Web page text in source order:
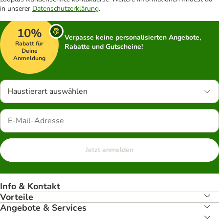
in unserer Datenschutzerklärung.
10%
Rabatt für
Deine
Anmeldung
Verpasse keine personalisierten Angebote,
Rabatte und Gutscheine!
Haustierart auswählen
Jetzt anmelden
Info & Kontakt
Vorteile
Angebote & Services